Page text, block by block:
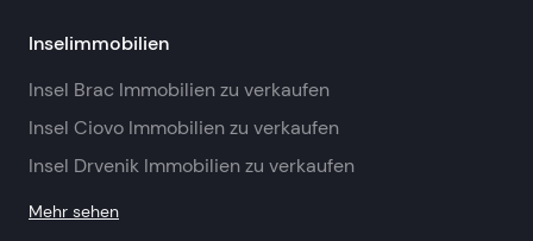
Inselimmobilien
Insel Brac Immobilien zu verkaufen
Insel Ciovo Immobilien zu verkaufen
Insel Drvenik Immobilien zu verkaufen
Mehr sehen